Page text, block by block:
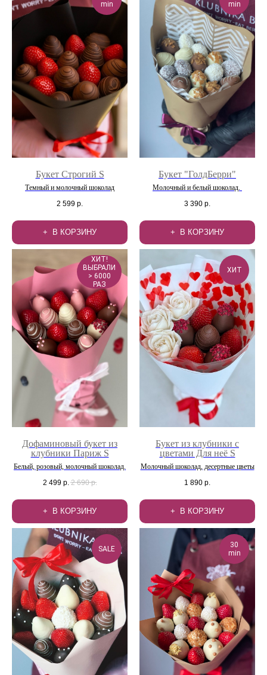
min
Букет Строгий S
Темный и молочный шоколад
2 599 р.
В КОРЗИНУ
min
Букет "ГолдБерри"
Молочный и белый шоколад.
3 390 р.
В КОРЗИНУ
ХИТ!
ВЫБРАЛИ
> 6000
РАЗ
Дофаминовый букет из
клубники Париж S
Белый, розовый, молочный шоколад.
2 499 р. 2 690 р.
В КОРЗИНУ
ХИТ
Букет из клубники с
цветами Для неё S
Молочный шоколад, десертные цветы
1 890 р.
В КОРЗИНУ
SALE
30
min